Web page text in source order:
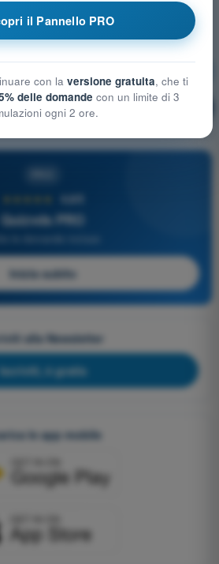
🔒 PRO Spiegazione domanda
4,6/5
Quizvds PRO
Inizia subito
alla Newsletter
Iscriviti, è gratis
le app mobile
il Pannello PRO
con la versione gratuita, che ti
delle domande con un limite di 3
ogni 2 ore.